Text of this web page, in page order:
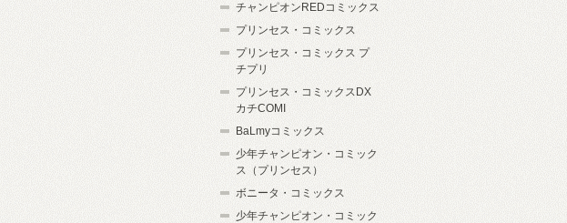
チャンピオンREDコミックス
プリンセス・コミックス
プリンセス・コミックス プ
チプリ
プリンセス・コミックスDX
カチCOMI
BaLmyコミックス
少年チャンピオン・コミック
ス（プリンセス）
ボニータ・コミックス
少年チャンピオン・コミック